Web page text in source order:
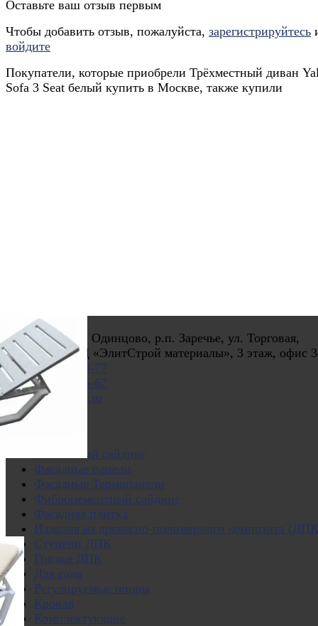
Оставьте ваш отзыв первым
Чтобы добавить отзыв, пожалуйста, зарегистрируйтесь
войдите
Покупатели, которые приобрели Трёхместный диван
Sofa 3 Seat белый купить в Москве, также купили
Контакты
МКАД 51 км г. Одинцово, р.п. Заречье, ул. Торговая,
строение 2. ТЦ «ЭлитСтрой материалы», 3 этаж, офис
+7 (495) 032-78-77
+7 (999) 444-25-67
info@saiding77.ru
Разделы
Виниловый сайдинг
Фасадные панели
Фасадные Термопанели
Фиброцементный сайдинг
Фасадная плитка
Изделия из древесно-полимерного композита
Ступени ДПК
Грядки ДПК
Для сада
Регулируемые опоры
Кровля
Комплектующие